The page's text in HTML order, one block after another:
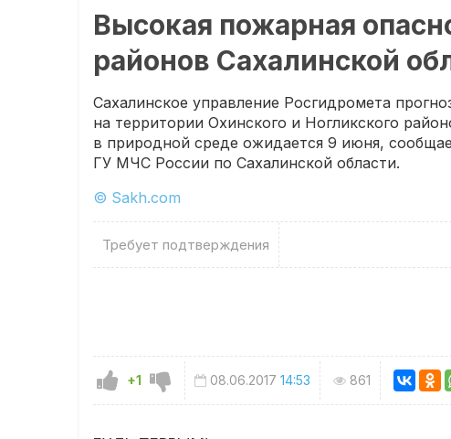
Высокая пожарная
районов Сахалинской
Сахалинское управление Росгидромета
на территории Охинского и Ногликского
в природной среде ожидается 9 июня,
ГУ МЧС России по Сахалинской области.
© Sakh.com
Требует подтверждения
+1 08.06.2017 14:53 861